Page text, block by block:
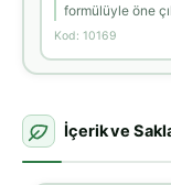
formülüyle öne
Kod: 10169
İçerik ve